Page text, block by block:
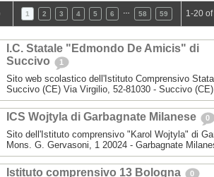
1 2 3 4 5 6 58 59 1-20
I.C. Statale "Edmondo De Amicis" di
Succivo
1
Sito web scolastico dell'Istituto Comprensivo
Succivo (CE) Via Virgilio, 52-81030 - Succivo
ICS Wojtyla di Garbagnate Milanese 0
Sito dell'Istituto comprensivo "Karol Wojtyla" di
Mons. G. Gervasoni, 1 20024 - Garbagnate
Istituto comprensivo 13 Bologna 0